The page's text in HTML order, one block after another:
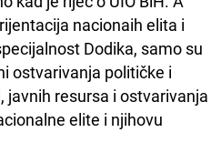
nacionaih elita i
Dodika, samo su
ostvarivanja političke i
resursa i ostvarivanja
elite i njihovu